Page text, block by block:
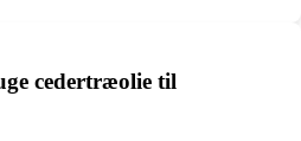
cedertræolie til